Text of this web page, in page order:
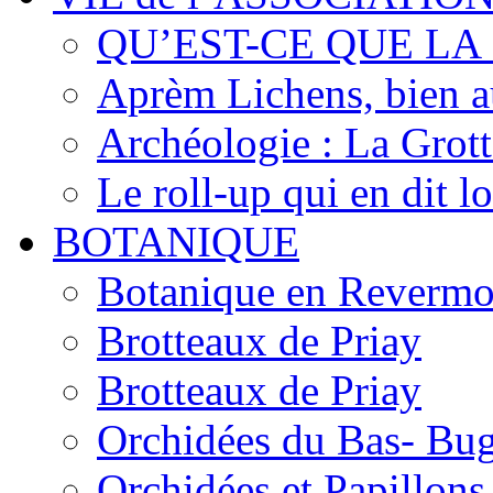
QU’EST-CE QUE
Aprèm Lichens, bien
Archéologie : La
Le roll-up qui en dit
BOTANIQUE
Botanique en
Brotteaux de Priay
Brotteaux de Priay
Orchidées du Bas-